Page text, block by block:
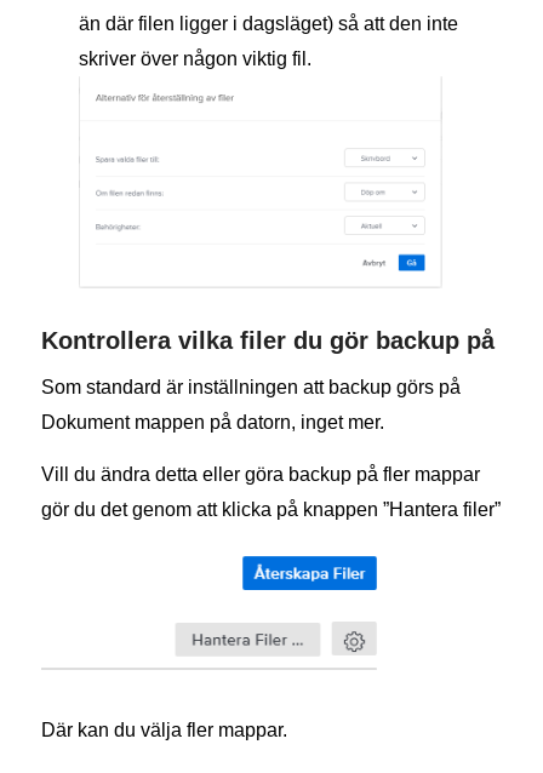
än där filen ligger i dagsläget) så att den inte
skriver över någon viktig fil.
Kontrollera vilka filer du gör backup på
Som standard är inställningen att backup görs på
Dokument mappen på datorn, inget mer.
Vill du ändra detta eller göra backup på fler mappar
gör du det genom att klicka på knappen ”Hantera filer”
Där kan du välja fler mappar.